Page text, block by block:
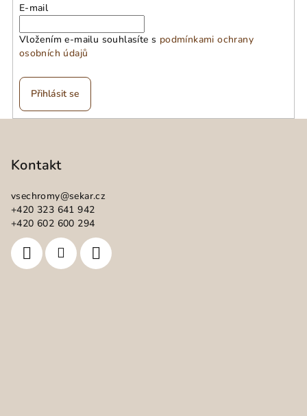
E-mail
Vložením e-mailu souhlasíte s podmínkami ochrany
osobních údajů
Přihlásit se
Kontakt
vsechromy@sekar.cz
+420 323 641 942
+420 602 600 294